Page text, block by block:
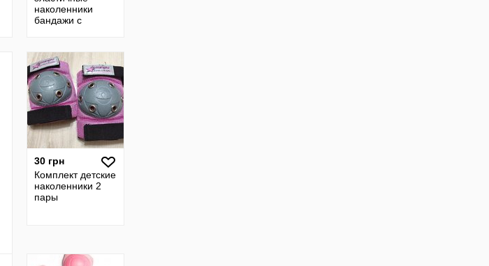
наколенники
бандажи c
еластичні
наколінники
30 грн
Комплект детские
наколенники 2
пары